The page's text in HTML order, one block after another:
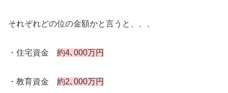
それぞれどの位の金額かと言うと、、、
・住宅資金 約4､000万円
・教育資金 約2､000万円